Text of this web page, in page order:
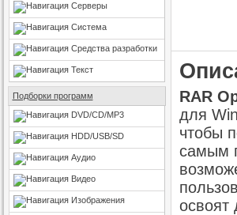
Серверы
Система
Средства разработки
Текст
Подборки программ
DVD/CD/MP3
HDD/USB/SD
Аудио
Видео
Изображения
RAR
для
чтобы
самым
освоят